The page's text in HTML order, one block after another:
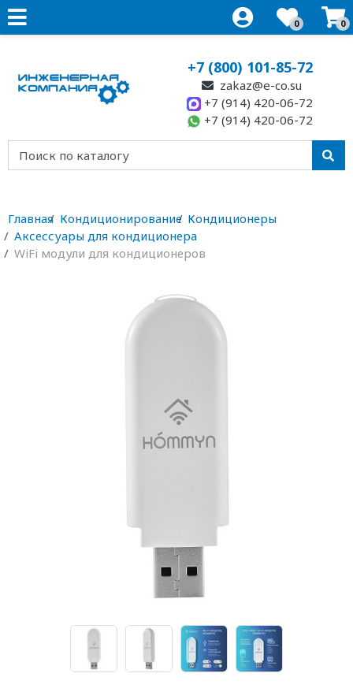
0 0
+7 (800) 101-85-72
zakaz@e-co.su
+7 (914) 420-06-72
+7 (914) 420-06-72
Главная Кондиционирование Кондиционеры
Аксессуары для кондиционера
WiFi модули для кондиционеров